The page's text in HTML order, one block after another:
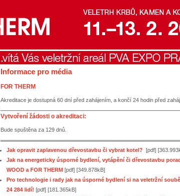
Informace pro média
FOR THERM
Akreditace je dostupná 60 dní před zahájením, a končí 24 hodin před
Vytvoření žádosti o akreditaci:
Bude spuštěna za 129 dnů.
Jak opravit zaplavenou dřevostavbu či vybrat kotel? [pdf]
Jak na energeticky úsporné bydlení, vytápění či dřevostavbu
WOOD a FOR THERM [pdf] [349.878kB]
Pro technologie i rady jak na úsporné bydlení si na veletržní
24 284 lidí! [pdf] [181.365kB]